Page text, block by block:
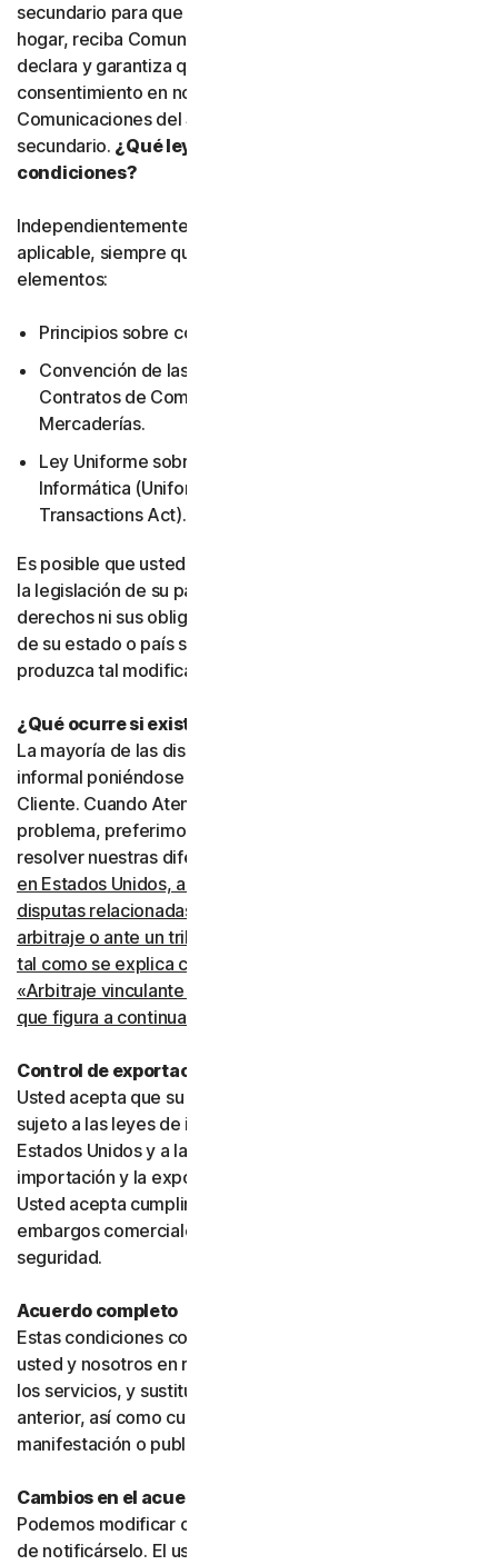
secundario para que otra persona, o un miembro de su
hogar, reciba Comunicaciones del Servicio, usted
declara y garantiza que está autorizado a otorgar el
consentimiento en nombre de dicha persona para recibir
Comunicaciones del Servicio en el número de teléfono
secundario. ¿Qué leyes de qué país se aplican a estas
condiciones?
Independientemente de la legislación local que resulte
aplicable, siempre quedarán excluidos los siguientes
elementos:
Principios sobre conflicto de leyes.
Convención de las Naciones Unidas sobre los
Contratos de Compraventa Internacional de
Mercaderías.
Ley Uniforme sobre Transacciones de Información
Informática (Uniform Computer Information
Transactions Act).
Es posible que usted tenga otros derechos en virtud de
la legislación de su país. Este acuerdo no modifica sus
derechos ni sus obligaciones en virtud de la legislación
de su estado o país si dicha legislación no permite que se
produzca tal modificación.
¿Qué ocurre si existe una disputa?
La mayoría de las disputas pueden resolverse de manera
informal poniéndose en contacto con Atención al
Cliente. Cuando Atención al Cliente no pueda resolver el
problema, preferimos recurrir al arbitraje para intentar
resolver nuestras diferencias.
en Estados Unidos, acepta resolver todas las
disputas relacionadas con este acuerdo mediante
arbitraje o ante un tribunal de reclamaciones menores,
tal como se explica con más detalle en la sección
«Arbitraje vinculante y renuncia a acciones colectivas»
que figura a continuación
Control de exportaciones
Usted acepta que su uso de los Servicios puede estar
sujeto a las leyes de importación y exportación de los
Estados Unidos y a las leyes de otros países en los que la
importación y la exportación puedan estar restringidas.
Usted acepta cumplir todas dichas leyes, incluidos los
embargos comerciales, las sanciones y los requisitos de
seguridad.
Acuerdo completo
Estas condiciones constituyen el acuerdo íntegro entre
usted y nosotros en relación con su uso del software y
los servicios, y sustituyen cualquier acuerdo o condición
anterior, así como cualquier otra comunicación,
manifestación o publicidad relacionada con ellos.
Cambios en el acuerdo
Podemos modificar o actualizar el acuerdo sin necesidad
de notificárselo. El uso continuado de los productos o